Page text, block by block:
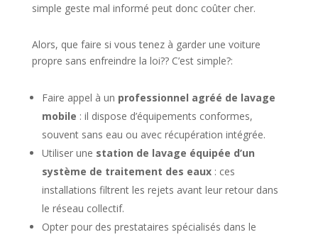
simple geste mal informé peut donc coûter cher.
Alors, que faire si vous tenez à garder une voiture
propre sans enfreindre la loi?? C’est simple?:
Faire appel à un professionnel agréé de lavage
mobile : il dispose d’équipements conformes,
souvent sans eau ou avec récupération intégrée.
Utiliser une station de lavage équipée d’un
système de traitement des eaux: ces
installations filtrent les rejets avant leur retour dans
le réseau collectif.
Opter pour des prestataires spécialisés dans le